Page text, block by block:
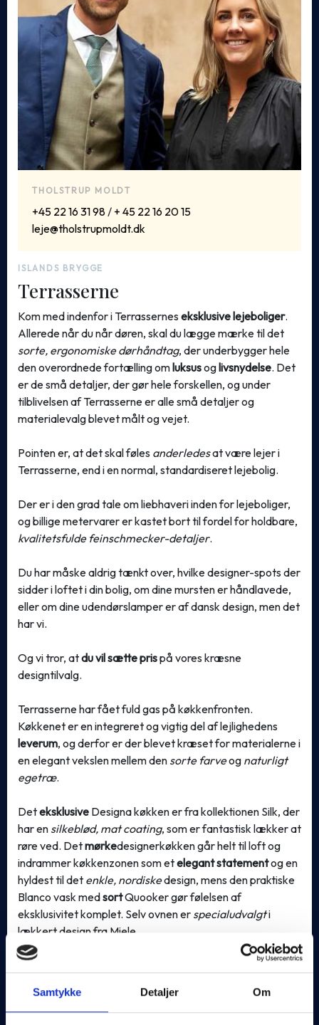
Samtykke Detaljer Om
ISLANDS BRYGGE
Terrasserne
Kom med indenfor i Terrassernes eksklusive lejeboliger.
Allerede når du når døren, skal du lægge mærke til det
sorte, ergonomiske dørhåndtag, der underbygger hele
den overordnede fortælling omluksusoglivsnydelse. Det
er de små detaljer, der gør hele forskellen, og under
tilblivelsen af Terrasserne er alle små detaljer og
materialevalg blevet målt og vejet.
Pointen er, at det skal føles anderledesat være lejer i
Terrasserne, end i en normal, standardiseret lejebolig.
Der er i den grad tale om liebhaveri inden for lejeboliger,
og billige metervarer er kastet bort til fordel for holdbare,
kvalitetsfulde feinschmecker-detaljer.
Du har måske aldrig tænkt over, hvilke designer-spots der
sidder i loftet i din bolig, om dine mursten er håndlavede,
eller om dine udendørslamper er af dansk design, men det
har vi.
Og vi tror, atdu vil sætte prispå vores kræsne
designtilvalg.
Terrasserne har fået fuld gas på køkkenfronten.
Køkkenet er en integreret og vigtig del af lejlighedens
leverum, og derfor er der blevet kræset for materialerne i
en elegant vekslen mellem den sorte farveog naturligt
egetræ.
Deteksklusive Designa køkken er fra kollektionen Silk, der
har en silkeblød, mat coating, som er fantastisk lækker at
røre ved. Detmørkedesignerkøkken går helt til loft og
indrammer køkkenzonen som etelegant statementog en
hyldest til det enkle, nordiskedesign, mens den praktiske
Blanco vask medsortQuooker gør følelsen af
eksklusivitet komplet. Selv ovnen er specialudvalgti
lækkert design fra Miele.
Nogle ville måske kalde køkkenet maskulint med et strejf
fornemmelser
THOLSTRUP MOLDT
+45 22 16 31 98/ + 45 22 16 20 15
leje@tholstrupmoldt.dk